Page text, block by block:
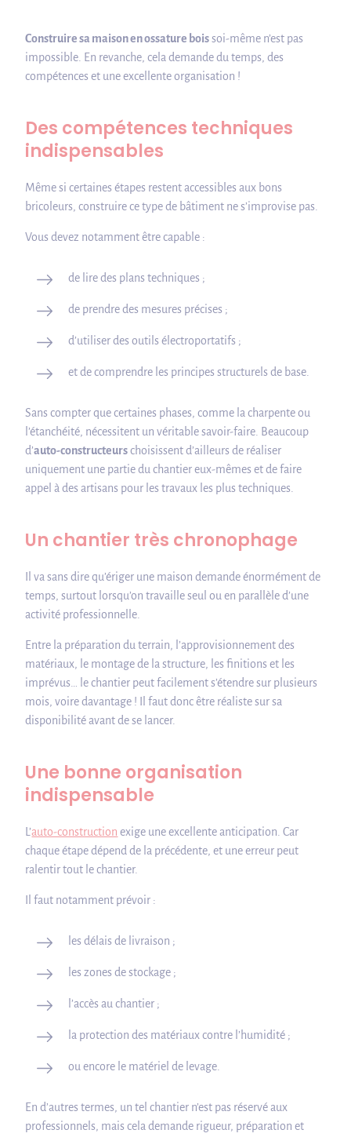
Construire sa maison en ossature boissoi-même n’est pas
impossible. En revanche, cela demande du temps, des
compétences et une excellente organisation !
Des compétences techniques
indispensables
Même si certaines étapes restent accessibles aux bons
bricoleurs, construire ce type de bâtiment ne s’improvise pas.
Vous devez notamment être capable :
de lire des plans techniques ;
de prendre des mesures précises ;
d’utiliser des outils électroportatifs ;
et de comprendre les principes structurels de base.
Sans compter que certaines phases, comme la charpente ou
l’étanchéité, nécessitent un véritable savoir-faire. Beaucoup
d’auto-constructeurschoisissent d’ailleurs de réaliser
uniquement une partie du chantier eux-mêmes et de faire
appel à des artisans pour les travaux les plus techniques.
Un chantier très chronophage
Il va sans dire qu’ériger une maison demande énormément de
temps, surtout lorsqu’on travaille seul ou en parallèle d’une
activité professionnelle.
Entre la préparation du terrain, l’approvisionnement des
matériaux, le montage de la structure, les finitions et les
imprévus… le chantier peut facilement s’étendre sur plusieurs
mois, voire davantage ! Il faut donc être réaliste sur sa
disponibilité avant de se lancer.
Une bonne organisation
indispensable
L’auto-construction exige une excellente anticipation. Car
chaque étape dépend de la précédente, et une erreur peut
ralentir tout le chantier.
Il faut notamment prévoir :
les délais de livraison ;
les zones de stockage ;
l’accès au chantier ;
la protection des matériaux contre l’humidité ;
ou encore le matériel de levage.
En d’autres termes, un tel chantier n’est pas réservé aux
professionnels, mais cela demande rigueur, préparation et